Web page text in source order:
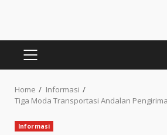
PRIMARY
Home
Informasi
Tiga Moda Transportasi Andalan
Informasi